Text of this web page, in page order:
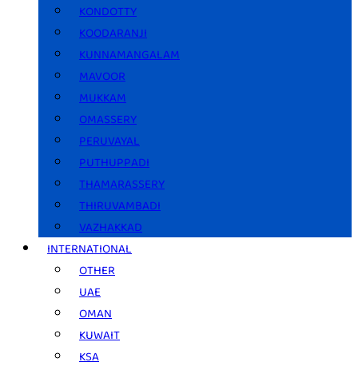
KONDOTTY
KOODARANJI
KUNNAMANGALAM
MAVOOR
MUKKAM
OMASSERY
PERUVAYAL
PUTHUPPADI
THAMARASSERY
THIRUVAMBADI
VAZHAKKAD
INTERNATIONAL
OTHER
UAE
OMAN
KUWAIT
KSA